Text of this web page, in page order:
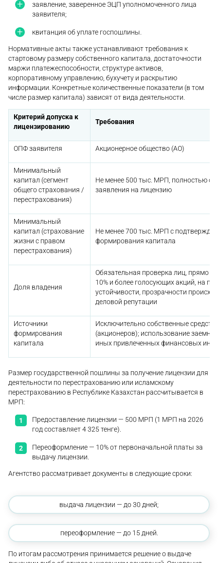
заявление, заверенное ЭЦП уполномоченного лица
заявителя;
квитанция об уплате госпошлины.
Нормативные акты также устанавливают требования к
стартовому размеру собственного капитала, достаточности
маржи платежеспособности, структуре активов,
корпоративному управлению, бухучету и раскрытию
информации. Конкретные количественные показатели (в том
числе размер капитала) зависят от вида деятельности.
Критерий допуска к
лицензированию
Требования
ОПФ заявителя Акционерное общество (АО)
Минимальный
капитал (сегмент
общего страхования /
перестрахования)
Не менее 500 тыс. МРП, полностью
заявления на лицензию
Минимальный
капитал (страхование
жизни с правом
перестрахования)
Не менее 700 тыс. МРП с
формирования капитала
Доля владения
Обязательная проверка лиц, прямо
10% и более голосующих акций, на
устойчивости, прозрачности
деловой репутации
Источники
формирования
капитала
Исключительно собственные
(акционеров); использование
иных привлеченных финансовых
Размер государственной пошлины за получение лицензии для
деятельности по перестрахованию или исламскому
перестрахованию в Республике Казахстан рассчитывается в
МРП:
Предоставление лицензии — 500 МРП (1 МРП на 2026
год составляет 4 325 тенге).
Переоформление — 10% от первоначальной платы за
выдачу лицензии.
Агентство рассматривает документы в следующие сроки:
выдача лицензии — до 30 дней;
переоформление — до 15 дней.
По итогам рассмотрения принимается решение о выдаче